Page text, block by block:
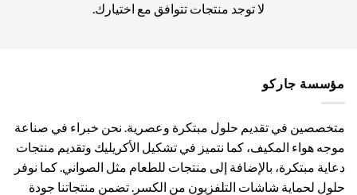
لا توجد منتجات تتوافق مع اختيارك.
مؤسسة جاركو
متخصصين في تقديم حلول مبتكرة وعصرية. نحن خبراء في صناعة
موجه هواء المكيف، كما نتميز في تشكيل الأكريليك وتقديم منتجات
دعاية مبتكرة، بالإضافة إلى منتجات للطعام مثل الصواني. كما نوفر
حلول لحماية شاشات التلفزيون من الكسر. تضمن منتجاتنا جودة